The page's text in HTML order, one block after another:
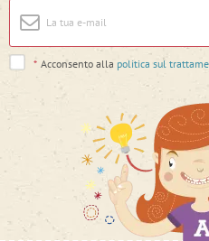
* Acconsento alla politica sul